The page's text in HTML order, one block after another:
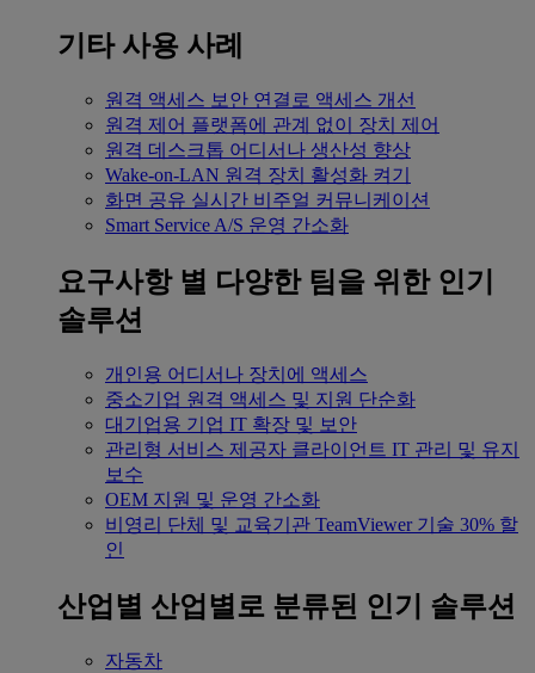
기타 사용 사례
원격 액세스 보안 연결로 액세스 개선
원격 제어 플랫폼에 관계 없이 장치 제어
원격 데스크톱 어디서나 생산성 향상
Wake-on-LAN 원격 장치 활성화 켜기
화면 공유 실시간 비주얼 커뮤니케이션
Smart Service A/S 운영 간소화
요구사항 별 다양한 팀을 위한 인기
솔루션
개인용 어디서나 장치에 액세스
중소기업 원격 액세스 및 지원 단순화
대기업용 기업 IT 확장 및 보안
관리형 서비스 제공자 클라이언트 IT 관리 및 유지
보수
OEM 지원 및 운영 간소화
비영리 단체 및 교육기관 TeamViewer 기술 30% 할
인
산업별 산업별로 분류된 인기 솔루션
자동차